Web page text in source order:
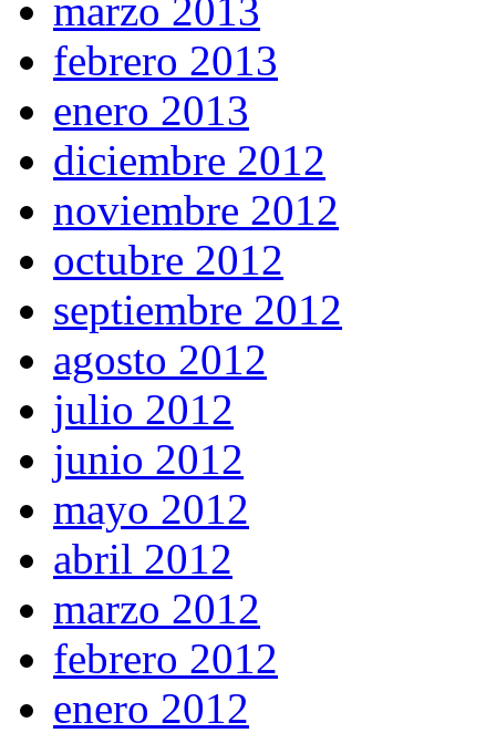
marzo 2013
febrero 2013
enero 2013
diciembre 2012
noviembre 2012
octubre 2012
septiembre 2012
agosto 2012
julio 2012
junio 2012
mayo 2012
abril 2012
marzo 2012
febrero 2012
enero 2012